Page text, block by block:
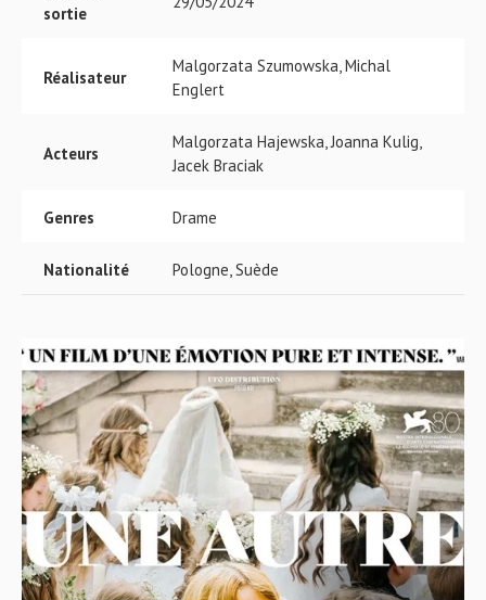
sortie
Réalisateur
Malgorzata Szumowska, Michal
Englert
Acteurs
Malgorzata Hajewska, Joanna Kulig,
Jacek Braciak
Genres Drame
Nationalité Pologne, Suède